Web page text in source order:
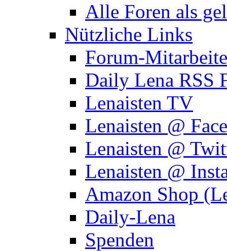
Alle Foren als
Nützliche Links
Forum-
Daily Lena RSS
Lenaisten TV
Lenaisten @
Lenaisten @
Lenaisten @
Amazon Shop
Daily-Lena
Spenden